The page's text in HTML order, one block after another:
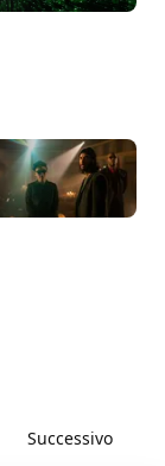
Successivo